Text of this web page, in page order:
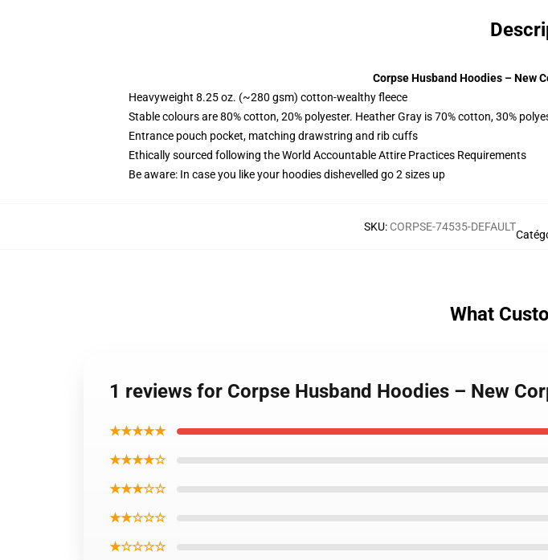
Corpse Husband Hoodies – New
Heavyweight 8.25 oz. (~280 gsm) cotton-wealthy fleece
Stable colours are 80% cotton, 20% polyester. Heather Gray is 70% cotton, 30%
Entrance pouch pocket, matching drawstring and rib cuffs
Ethically sourced following the World Accountable Attire Practices Requirements
Be aware: In case you like your hoodies dishevelled go 2 sizes up
SKU: CORPSE-74535-DEFAULT
What
1 reviews for Corpse Husband Hoodies – New
★★★★★
★★★★☆
★★★☆☆
★★☆☆☆
★☆☆☆☆